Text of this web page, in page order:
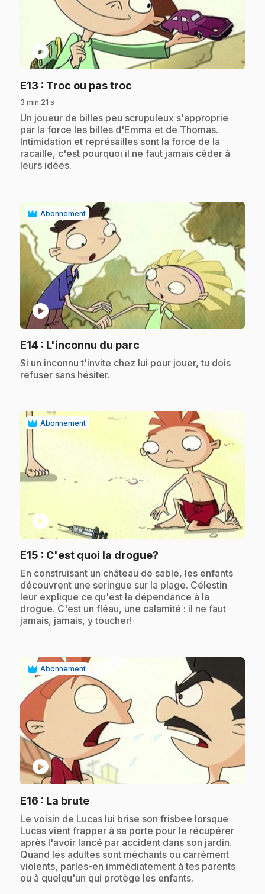
play_circle
E13 : Troc ou pas troc
3 min 21 s
.Un joueur de billes peu scrupuleux s'approprie
par la force les billes d'Emma et de Thomas.
Intimidation et représailles sont la force de la
racaille, c'est pourquoi il ne faut jamais céder à
leurs idées.
Abonnement
play_circle
E14 : L'inconnu du parc
.Si un inconnu t'invite chez lui pour jouer, tu dois
refuser sans hésiter.
Abonnement
play_circle
E15 : C'est quoi la drogue?
.En construisant un château de sable, les enfants
découvrent une seringue sur la plage. Célestin
leur explique ce qu'est la dépendance à la
drogue. C'est un fléau, une calamité : il ne faut
jamais, jamais, y toucher!
Abonnement
play_circle
E16 : La brute.
.Le voisin de Lucas lui brise son frisbee lorsque
Lucas vient frapper à sa porte pour le récupérer
après l'avoir lancé par accident dans son jardin.
Quand les adultes sont méchants ou carrément
violents, parles-en immédiatement à tes parents
ou à quelqu'un qui protège les enfants.